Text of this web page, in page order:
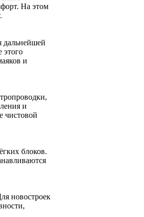
На этом
дальнейшей
этого
и
и
чистовой
блоков.
новостроек